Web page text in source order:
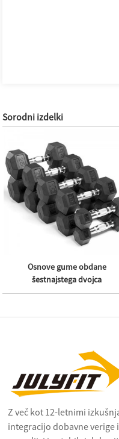
Sorodni izdelki
Olimpijske plošče olimpijske
tablice, odbijač Wei ...
Z več kot 12-letnimi
integracijo dobavne